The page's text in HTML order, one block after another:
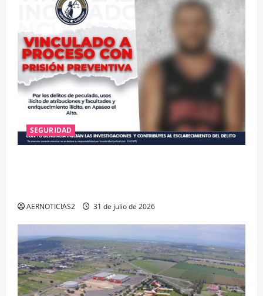
SEGURIDAD
AERNOTICIAS2 31 de julio de 2026